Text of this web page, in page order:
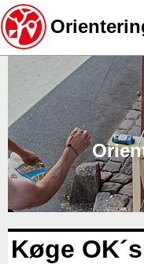
hovedindhold
Køge OK´s